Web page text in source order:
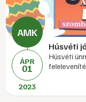
ÁPR
01
2023
Húsvéti
Húsvéti